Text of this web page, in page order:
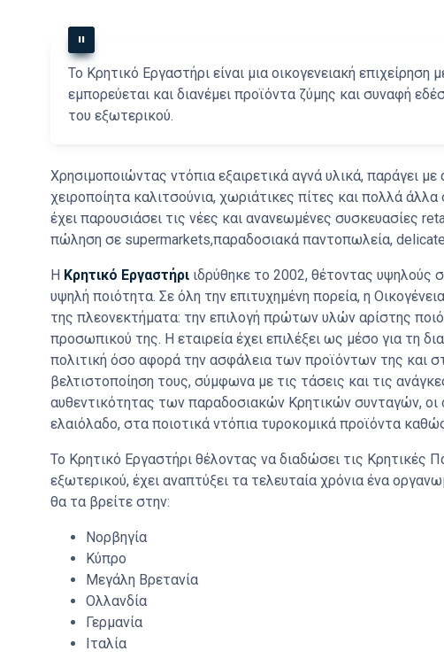
Το Κρητικό Εργαστήρι είναι μια οικογενειακή
εμπορεύεται και διανέμει προϊόντα ζύμης και συναφή
του εξωτερικού.
Χρησιμοποιώντας ντόπια εξαιρετικά αγνά υλικά, παράγει
χειροποίητα καλιτσούνια, χωριάτικες πίτες και πολλά
έχει παρουσιάσει τις νέες και ανανεωμένες συσκευασίες
πώληση σε supermarkets,παραδοσιακά παντοπωλεία,
Η Κρητικό Εργαστήρι ιδρύθηκε το 2002, θέτοντας υψηλούς
υψηλή ποιότητα. Σε όλη την επιτυχημένη πορεία, η
της πλεονεκτήματα: την επιλογή πρώτων υλών αρίστης
προσωπικού της. Η εταιρεία έχει επιλέξει ως μέσο για τη
πολιτική όσο αφορά την ασφάλεια των προϊόντων της και
βελτιστοποίηση τους, σύμφωνα με τις τάσεις και τις
αυθεντικότητας των παραδοσιακών Κρητικών συνταγών, οι
ελαιόλαδο, στα ποιοτικά ντόπια τυροκομικά προϊόντα
Το Κρητικό Εργαστήρι θέλοντας να διαδώσει τις Κρητικές
εξωτερικού, έχει αναπτύξει τα τελευταία χρόνια ένα
θα τα βρείτε στην:
Νορβηγία
Κύπρο
Μεγάλη Βρετανία
Ολλανδία
Γερμανία
Ιταλία